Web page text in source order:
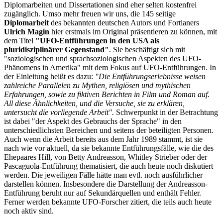
Diplomarbeiten und Dissertationen sind eher selten kostenfrei
zugänglich. Umso mehr freuen wir uns, die 145 seitige
Diplomarbeit des bekannten deutschen Autors und Fortianers
Ulrich Magin hier erstmals im Original präsentieren zu können, mit
dem Titel "UFO-Entführungen in den USA als
pluridisziplinärer Gegenstand". Sie beschäftigt sich mit
"soziologischen und sprachsoziologischen Aspekten des UFO-
Phänomens in Amerika" mit dem Fokus auf UFO-Entführungen. In
der Einleitung heißt es dazu: "Die Entführungserlebnisse weisen
zahlreiche Parallelen zu Mythen, religiösen und mythischen
Erfahrungen, sowie zu fiktiven Berichten in Film und Roman auf.
All diese Ähnlichkeiten, und die Versuche, sie zu erklären,
untersucht die vorliegende Arbeit". Schwerpunkt in der Betrachtung
ist dabei "der Aspekt des Gebrauchs der Sprache" in den
unterschiedlichsten Bereichen und seitens der beteiligten Personen.
Auch wenn die Arbeit bereits aus dem Jahr 1989 stammt, ist sie
nach wie vor aktuell, da sie bekannte Entführungsfälle, wie die des
Ehepaares Hill, von Betty Andreasson, Whitley Strieber oder der
Pascaguola-Entführung thematisiert, die auch heute noch diskutiert
werden. Die jeweiligen Fälle hätte man evtl. noch ausführlicher
darstellen können. Insbesondere die Darstellung der Andreasson-
Entführung beruht nur auf Sekundärquellen und enthält Fehler.
Ferner werden bekannte UFO-Forscher zitiert, die teils auch heute
noch aktiv sind.